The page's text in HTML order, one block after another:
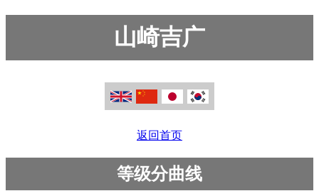
山崎吉广
返回首页
等级分曲线